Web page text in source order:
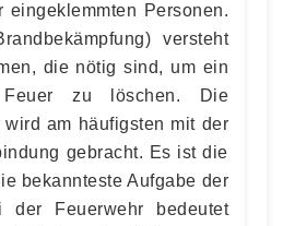
eingeklemmten Personen.
versteht
die nötig sind, um ein
Feuer zu löschen. Die
wird am häufigsten mit der
gebracht. Es ist die
bekannteste Aufgabe der
der Feuerwehr bedeutet